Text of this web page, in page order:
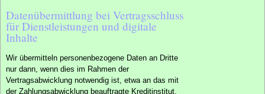
Datenübermittlung bei Vertragsschluss
für Dienstleistungen und digitale
Inhalte
Wir übermitteln personenbezogene Daten an Dritte
nur dann, wenn dies im Rahmen der
Vertragsabwicklung notwendig ist, etwa an das mit
der Zahlungsabwicklung beauftragte Kreditinstitut.